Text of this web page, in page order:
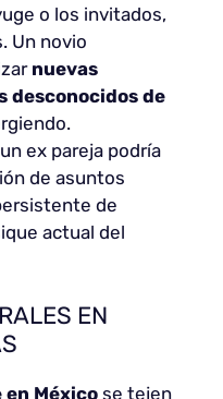
o los invitados,
Un novio
nuevas
desconocidos de
ex pareja podría
de asuntos
de
actual del
EN
en México se tejen